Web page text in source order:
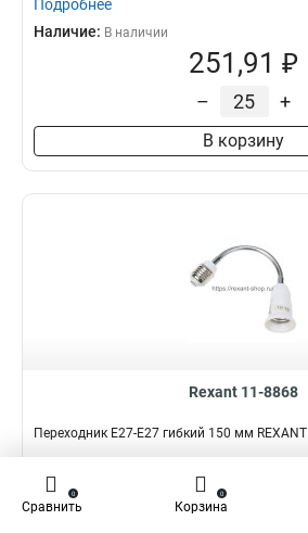
Подробнее
Наличие: В наличии
251,91 ₽
– +
В корзину
Rexant 11-8868
Переходник Е27-Е27 гибкий 150 мм REXANT
Подробнее
Наличие:
Сравнить
0
Корзина
0